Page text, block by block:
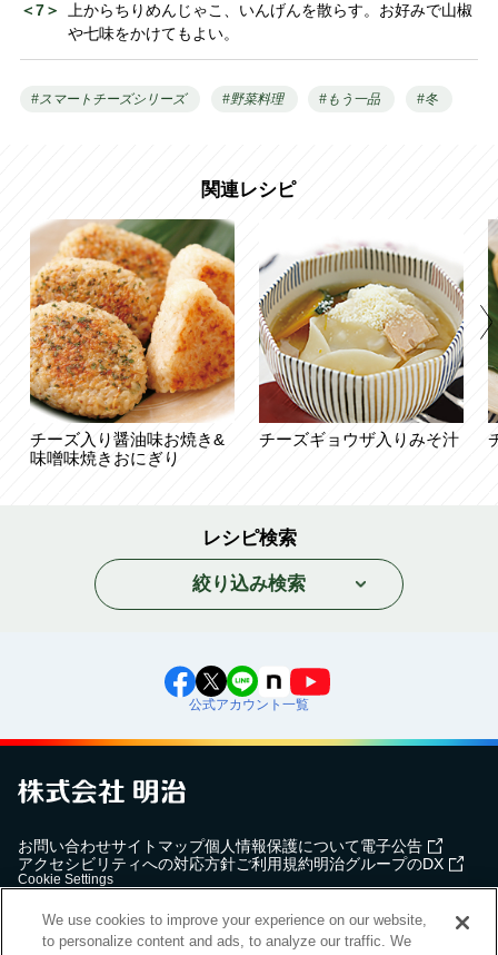
＜7＞
上からちりめんじゃこ、いんげんを散らす。お好みで山椒
や七味をかけてもよい。
#スマートチーズシリーズ #野菜料理 #もう一品 #冬
関連レシピ
チーズ入り醤油味お焼き&
味噌味焼きおにぎり
チーズギョウザ入りみそ汁
レシピ検索
絞り込み検索
公式アカウント一覧
お問い合わせサイトマップ個人情報保護について電子公告
アクセシビリティへの対応方針ご利用規約明治グループのDX
Cookie Settings
We use cookies to improve your experience on our website,
to personalize content and ads, to analyze our traffic. We